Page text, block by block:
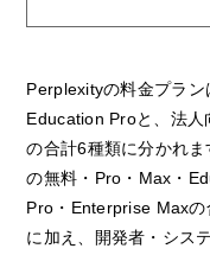
Perplexityの料金プラン
Education Proと、法
の合計6種類に分かれ
の無料・Pro・Max・
Pro・Enterprise Maxの
に加え、開発者・シス